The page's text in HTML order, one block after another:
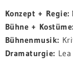
Konzept + Regie:
Bühne + Kostüme:
Bühnenmusik:
Dramaturgie: